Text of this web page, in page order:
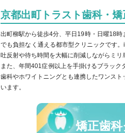
京都出町トラスト歯科・
出町柳駅から徒歩4分、平日19時・日曜18
でも負担なく通える都市型クリニックです
吐反射や待ち時間を大幅に削減しながらミリ
また、年間401症例以上を手掛けるブラッ
歯科やホワイトニングとも連携したワンス
います。
矯正歯